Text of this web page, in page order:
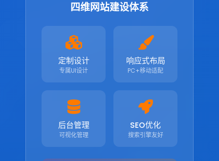
四维网站建设体系
定制设计
专属UI设计
响应式布局
PC+移动适配
后台管理
可视化管理
SEO优化
搜索引擎友好